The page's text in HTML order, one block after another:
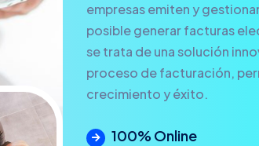
empresas emiten y
posible generar facturas
se trata de una solución
proceso de facturación,
crecimiento y éxito.
100% Online